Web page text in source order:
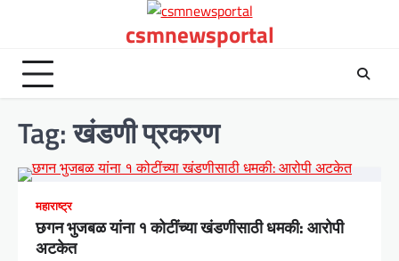
csmnewsportal
Tag:खंडणी प्रकरण
महाराष्ट्र
छगन भुजबळ यांना १ कोटींच्या खंडणीसाठी धमकी: आरोपी
अटकेत